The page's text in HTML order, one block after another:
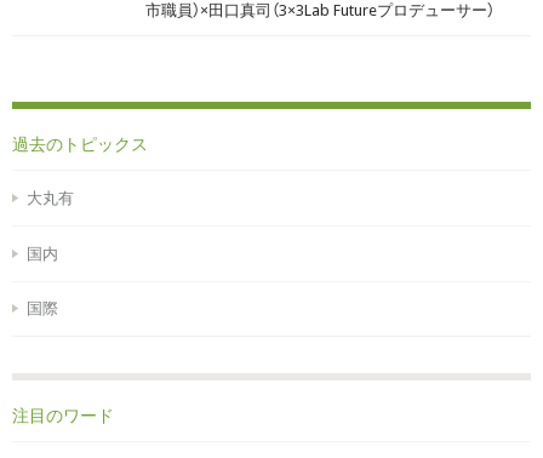
市職員）×田口真司（3×3Lab Futureプロデューサー）
過去のトピックス
大丸有
国内
国際
注目のワード